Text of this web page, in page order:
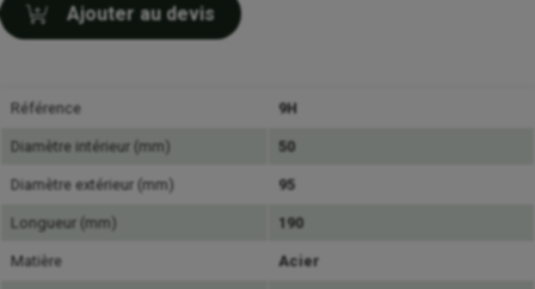
Ajouter au devis
Référence 9H
Diamètre intérieur (mm) 50
Diamètre extérieur (mm) 95
Longueur (mm) 190
Matière Acier